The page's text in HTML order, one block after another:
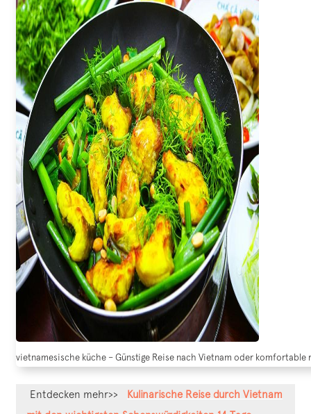
vietnamesische küche – Günstige Reise nach Vietnam oder komfortable
Entdecken mehr>>
Kulinarische Reise durch Vietnam